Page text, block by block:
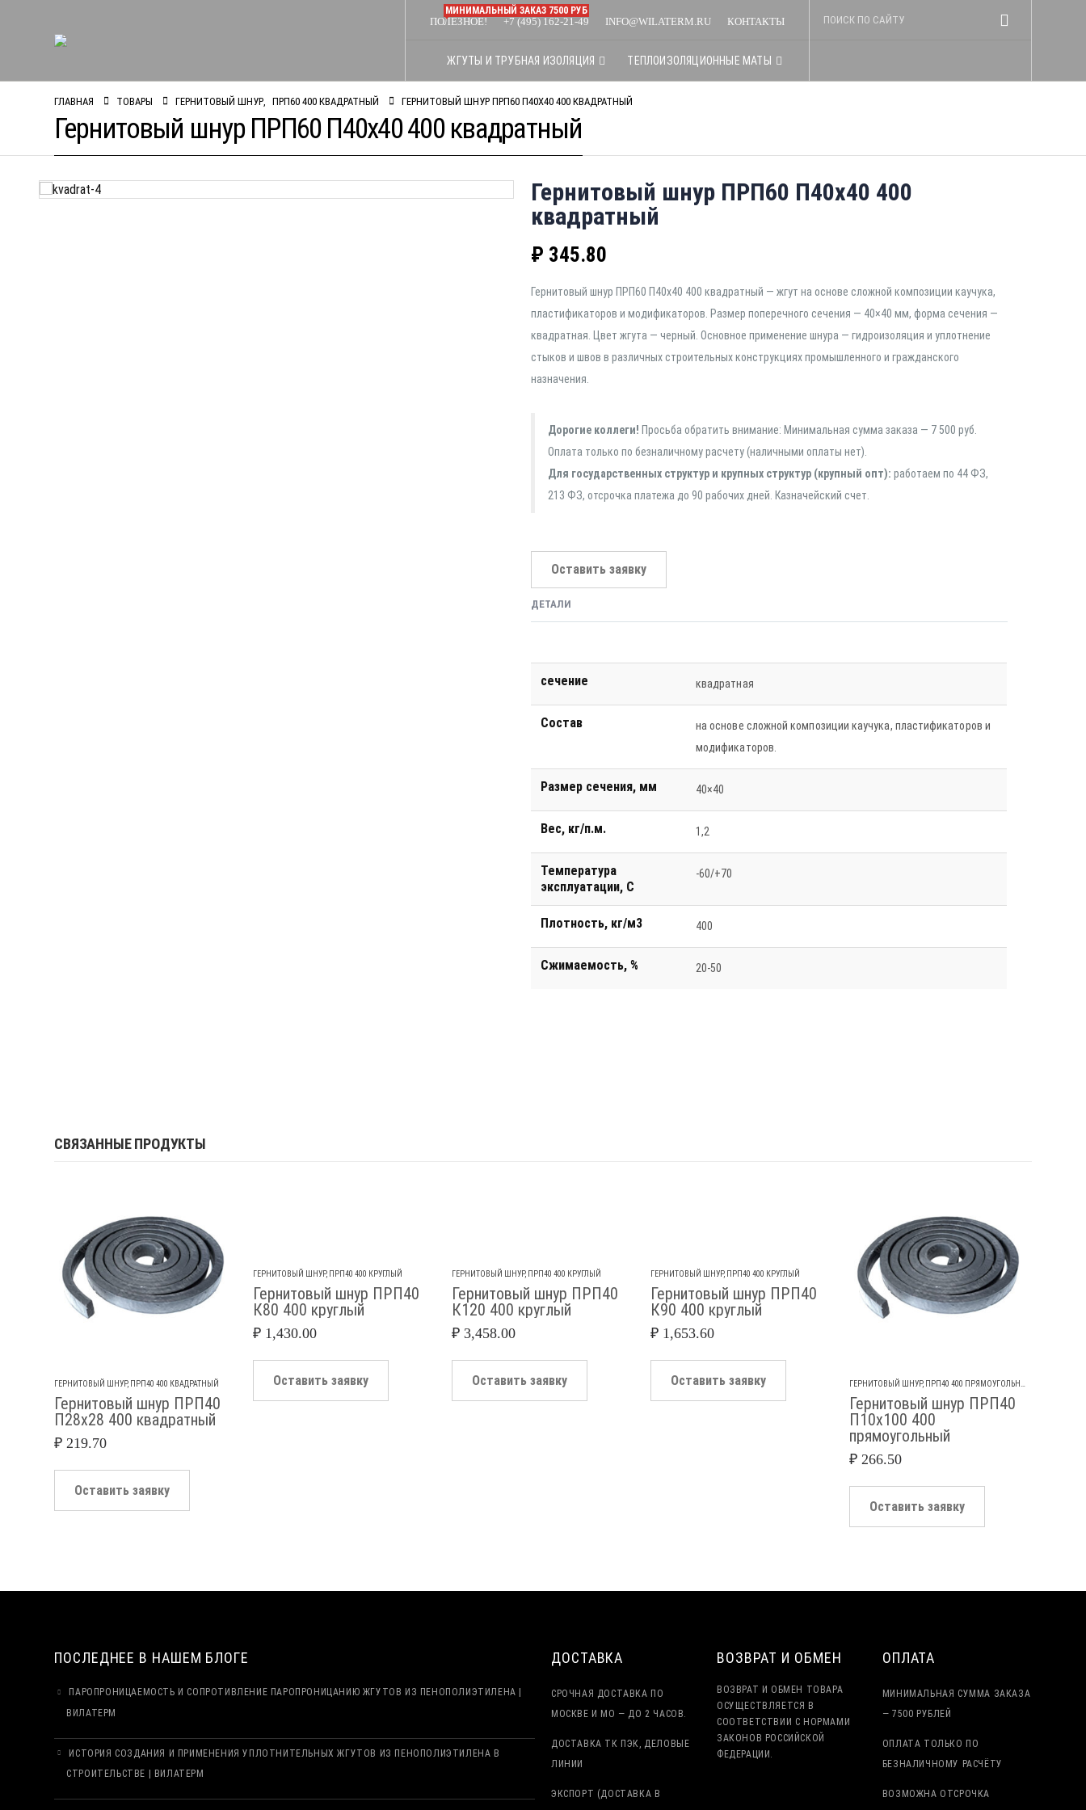
ПОЛЕЗНОЕ! +7 (495) 162-21-49
МИНИМАЛЬНЫЙ ЗАКАЗ 7500 РУБ
INFO@WILATERM.RU КОНТАКТЫ
ЖГУТЫ И ТРУБНАЯ ИЗОЛЯЦИЯ ТЕПЛОИЗОЛЯЦИОННЫЕ МАТЫ
ГЛАВНАЯ ТОВАРЫ ГЕРНИТОВЫЙ ШНУР, ПРП60 400 КВАДРАТНЫЙ ГЕРНИТОВЫЙ ШНУР ПРП60 П40Х40 400 КВАДРАТНЫЙ
Гернитовый шнур ПРП60 П40х40 400 квадратный
Гернитовый шнур ПРП60 П40х40 400
квадратный
₽ 345.80
Гернитовый шнур ПРП60 П40х40 400 квадратный — жгут на основе сложной композиции каучука,
пластификаторов и модификаторов. Размер поперечного сечения — 40×40 мм, форма сечения —
квадратная. Цвет жгута — черный. Основное применение шнура — гидроизоляция и уплотнение
стыков и швов в различных строительных конструкциях промышленного и гражданского
назначения.
Дорогие коллеги! Просьба обратить внимание: Минимальная сумма заказа — 7 500 руб.
Оплата только по безналичному расчету (наличными оплаты нет).
Для государственных структур и крупных структур (крупный опт): работаем по 44 ФЗ,
213 ФЗ, отсрочка платежа до 90 рабочих дней. Казначейский счет.
Оставить заявку
ДЕТАЛИ
сечение квадратная
Состав
на основе сложной композиции каучука, пластификаторов и
модификаторов.
Размер сечения, мм 40×40
Вес, кг/п.м. 1,2
Температура
эксплуатации, С
-60/+70
Плотность, кг/м3 400
Сжимаемость, % 20-50
СВЯЗАННЫЕ ПРОДУКТЫ
ГЕРНИТОВЫЙ ШНУР, ПРП40 400 КВАДРАТНЫЙ
Гернитовый шнур ПРП40
П28х28 400 квадратный
₽ 219.70
Оставить заявку
ГЕРНИТОВЫЙ ШНУР, ПРП40 400 КРУГЛЫЙ
Гернитовый шнур ПРП40
К80 400 круглый
₽ 1,430.00
Оставить заявку
ГЕРНИТОВЫЙ ШНУР, ПРП40 400 КРУГЛЫЙ
Гернитовый шнур ПРП40
К120 400 круглый
₽ 3,458.00
Оставить заявку
ГЕРНИТОВЫЙ ШНУР, ПРП40 400 КРУГЛЫЙ
Гернитовый шнур ПРП40
К90 400 круглый
₽1,653.60
Оставить заявку ГЕРНИТОВЫЙ ШНУР, ПРП40 400 ПРЯМОУГОЛЬНЫЙ
Гернитовый шнур ПРП40
П10х100 400
прямоугольный
₽266.50
Оставить заявку
ПОСЛЕДНЕЕ В НАШЕМ БЛОГЕ
ПАРОПРОНИЦАЕМОСТЬ И СОПРОТИВЛЕНИЕ ПАРОПРОНИЦАНИЮ ЖГУТОВ ИЗ ПЕНОПОЛИЭТИЛЕНА |
ВИЛАТЕРМ
ИСТОРИЯ СОЗДАНИЯ И ПРИМЕНЕНИЯ УПЛОТНИТЕЛЬНЫХ ЖГУТОВ ИЗ ПЕНОПОЛИЭТИЛЕНА В
СТРОИТЕЛЬСТВЕ | ВИЛАТЕРМ
ДОСТАВКА
СРОЧНАЯ ДОСТАВКА ПО
МОСКВЕ И МО — ДО 2 ЧАСОВ.
ДОСТАВКА ТК ПЭК, ДЕЛОВЫЕ
ЛИНИИ
ЭКСПОРТ (ДОСТАВКА В
ВОЗВРАТ И ОБМЕН
ВОЗВРАТ И ОБМЕН ТОВАРА
ОСУЩЕСТВЛЯЕТСЯ В
СООТВЕТСТВИИ С НОРМАМИ
ЗАКОНОВ РОССИЙСКОЙ
ФЕДЕРАЦИИ.
ОПЛАТА
МИНИМАЛЬНАЯ СУММА ЗАКАЗА
— 7500 РУБЛЕЙ
ОПЛАТА ТОЛЬКО ПО
БЕЗНАЛИЧНОМУ РАСЧЁТУ
ВОЗМОЖНА ОТСРОЧКА